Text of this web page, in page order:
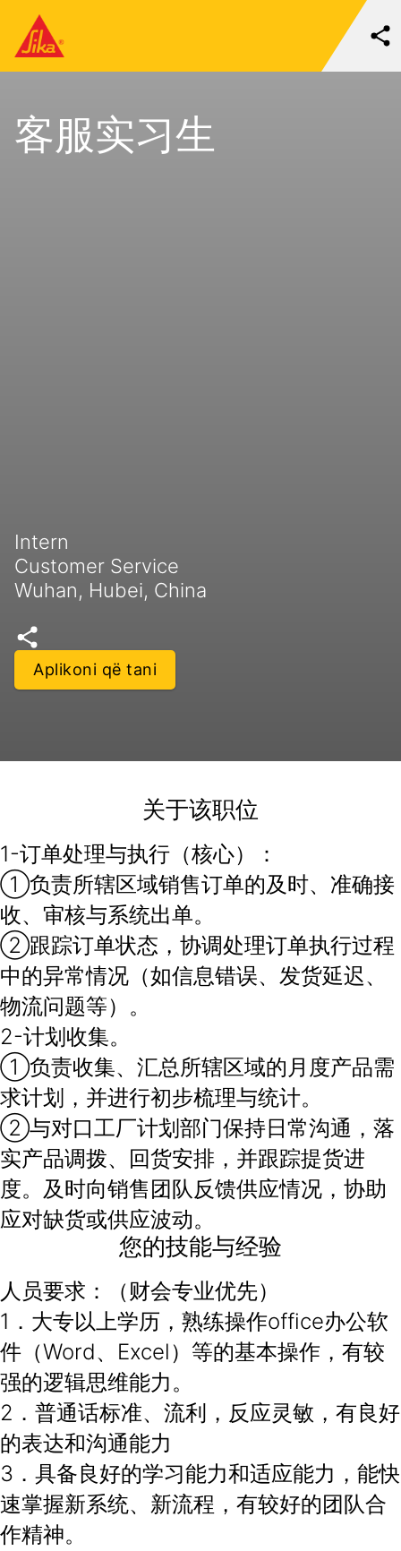
客服实习生
Intern
Customer Service
Wuhan, Hubei, China
Aplikoni që tani
关于该职位
1-订单处理与执行（核心）：
①负责所辖区域销售订单的及时、准确接
收、审核与系统出单。
②跟踪订单状态，协调处理订单执行过程
中的异常情况（如信息错误、发货延迟、
物流问题等）。
2-计划收集。
①负责收集、汇总所辖区域的月度产品需
求计划，并进行初步梳理与统计。
②与对口工厂计划部门保持日常沟通，落
实产品调拨、回货安排，并跟踪提货进
度。及时向销售团队反馈供应情况，协助
应对缺货或供应波动。
您的技能与经验
人员要求：（财会专业优先）
1．大专以上学历，熟练操作office办公软
件（Word、Excel）等的基本操作，有较
强的逻辑思维能力。
2．普通话标准、流利，反应灵敏，有良好
的表达和沟通能力
3．具备良好的学习能力和适应能力，能快
速掌握新系统、新流程，有较好的团队合
作精神。